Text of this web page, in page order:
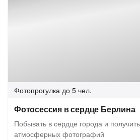
Фотопрогулка до 5 чел.
Фотосессия в сердце Берлина
Побывать в сердце города и
атмосферных фотографий